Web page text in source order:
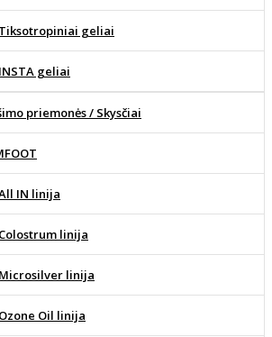
Tiksotropiniai geliai
INSTA geliai
priemonės / Skysčiai
IN linija
Colostrum linija
Microsilver linija
Ozone Oil linija